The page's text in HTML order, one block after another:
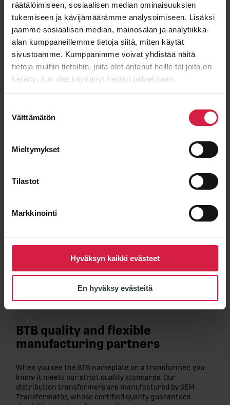
räätälöimiseen, sosiaalisen median ominaisuuksien
tukemiseen ja kävijämäärämme analysoimiseen. Lisäksi
jaamme sosiaalisen median, mainosalan ja analytiikka-
alan kumppaneillemme tietoja siitä, miten käytät
sivustoamme. Kumppanimme voivat yhdistää näitä
tietoja muihin tietoihin, joita olet antanut heille tai joita on
kerätty, kun olet käyttänyt heidän palvelujaan.
valinta
Välttämätön
Mieltymykset
Tilastot
Markkinointi
Hyväksyn kaikki evästeet
En hyväksy evästeitä
Email *
Lähetä viesti
BTB quality and flexible
manufacturing partners
When you see the BTB nameplate on a transformer, you
know it meets our strict quality standards. Our
distribution transformers are manufactured by SEM
Transformatör, whose certified quality guarantees